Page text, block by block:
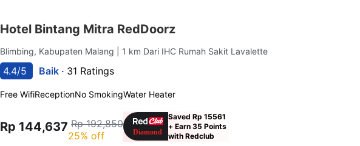
Hotel Bintang Mitra RedDoorz
Blimbing, Kabupaten Malang | 1 km Dari IHC Rumah Sakit Lavalette
4.4/5 Baik · 31 Ratings
Free WifiReceptionNo SmokingWater Heater
Rp 144,637 Rp 192,850
25% off
Saved Rp 15561
+ Earn 35 Points
with Redclub